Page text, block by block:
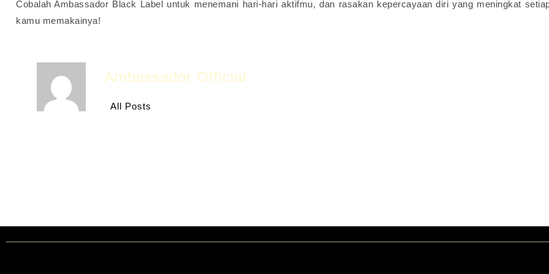
Cobalah Ambassador Black Label untuk menemani hari-hari aktifmu, dan rasakan kepercayaan diri yang meningkat
kamu memakainya!
Ambassador Official
All Posts